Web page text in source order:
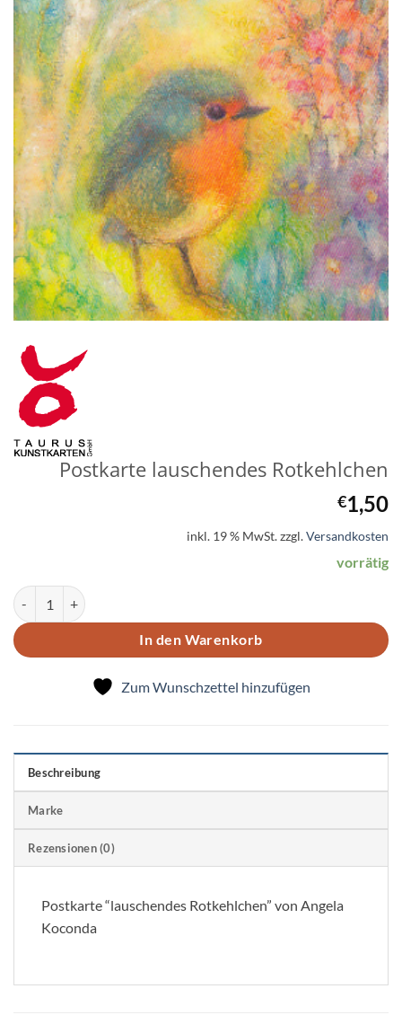
Postkarte lauschendes Rotkehlchen
€1,50
inkl. 19 % MwSt.zzgl.Versandkosten
vorrätig
Postkarte lauschendes Rotkehlchen Menge
In den Warenkorb
Zum Wunschzettel hinzufügen
Beschreibung
Marke
Rezensionen (0)
Postkarte “lauschendes Rotkehlchen” von Angela
Koconda